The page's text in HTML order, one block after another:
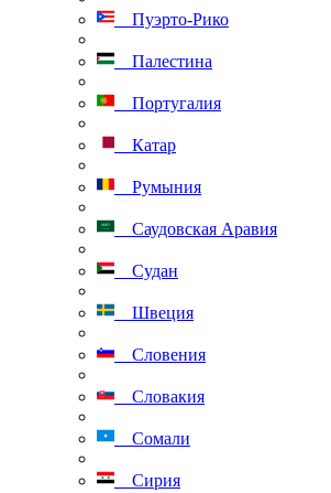
Пуэрто-Рико
Палестина
Португалия
Катар
Румыния
Саудовская Аравия
Судан
Швеция
Словения
Словакия
Сомали
Сирия